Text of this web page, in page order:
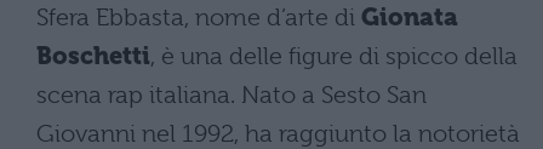
Sfera Ebbasta, nome d’arte di Gionata
Boschetti, è una delle figure di spicco della
scena rap italiana. Nato a Sesto San
Giovanni nel 1992, ha raggiunto la notorietà